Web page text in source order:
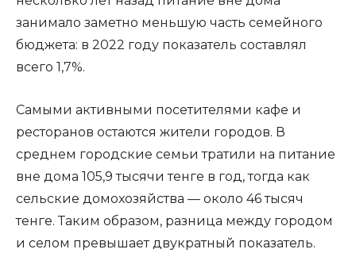
занимало заметно меньшую часть семейного
бюджета: в 2022 году показатель составлял
всего 1,7%.
Самыми активными посетителями кафе и
ресторанов остаются жители городов. В
среднем городские семьи тратили на питание
вне дома 105,9 тысячи тенге в год, тогда как
сельские домохозяйства — около 46 тысяч
тенге. Таким образом, разница между городом
и селом превышает двукратный показатель.